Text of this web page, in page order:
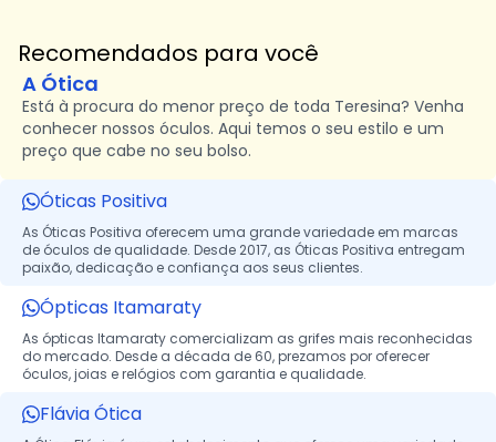
Recomendados para você
A Ótica
Está à procura do menor preço de toda Teresina? Venha
conhecer nossos óculos. Aqui temos o seu estilo e um
preço que cabe no seu bolso.
Óticas Positiva
As Óticas Positiva oferecem uma grande variedade em marcas
de óculos de qualidade. Desde 2017, as Óticas Positiva entregam
paixão, dedicação e confiança aos seus clientes.
Ópticas Itamaraty
As ópticas Itamaraty comercializam as grifes mais reconhecidas
do mercado. Desde a década de 60, prezamos por oferecer
óculos, joias e relógios com garantia e qualidade.
Flávia Ótica